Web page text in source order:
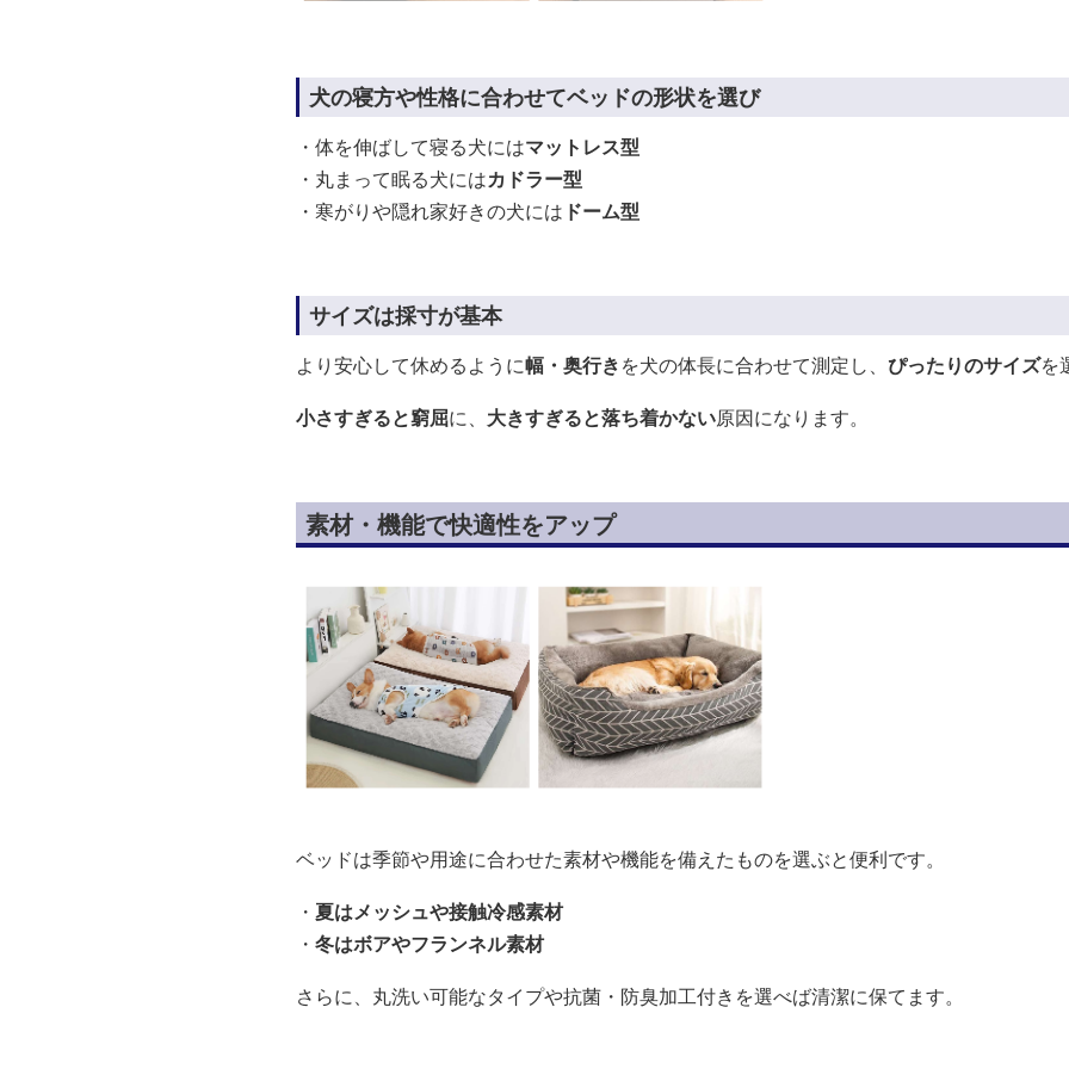
犬の寝方や性格に合わせてベッドの形状を選び
・体を伸ばして寝る犬にはマットレス型
・丸まって眠る犬にはカドラー型
・寒がりや隠れ家好きの犬には ドーム型
サイズは採寸が基本
より安心して休めるように幅・奥行きを犬の体長に合わせて測定し、 ぴったりのサイズを
小さすぎると窮屈に、 大きすぎると落ち着かない原因になります。
素材・機能で快適性をアップ
ベッドは季節や用途に合わせた素材や機能を備えたものを選ぶと便利です。
・ 夏はメッシュや接触冷感素材
・ 冬はボアやフランネル素材
さらに、丸洗い可能なタイプや抗菌・防臭加工付きを選べば清潔に保てます。